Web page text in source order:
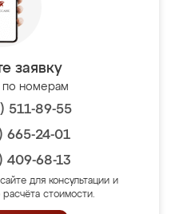
заявку
по номерам
511-89-55
665-24-01
409-68-13
для консультации и
стоимости.